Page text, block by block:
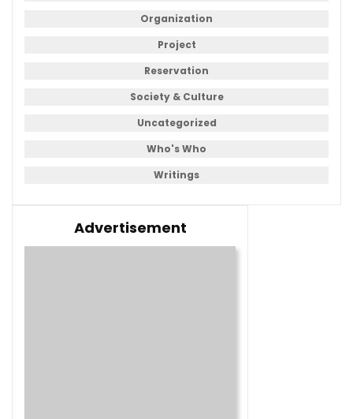
Organization
Project
Reservation
Society & Culture
Uncategorized
Who's Who
Writings
Advertisement